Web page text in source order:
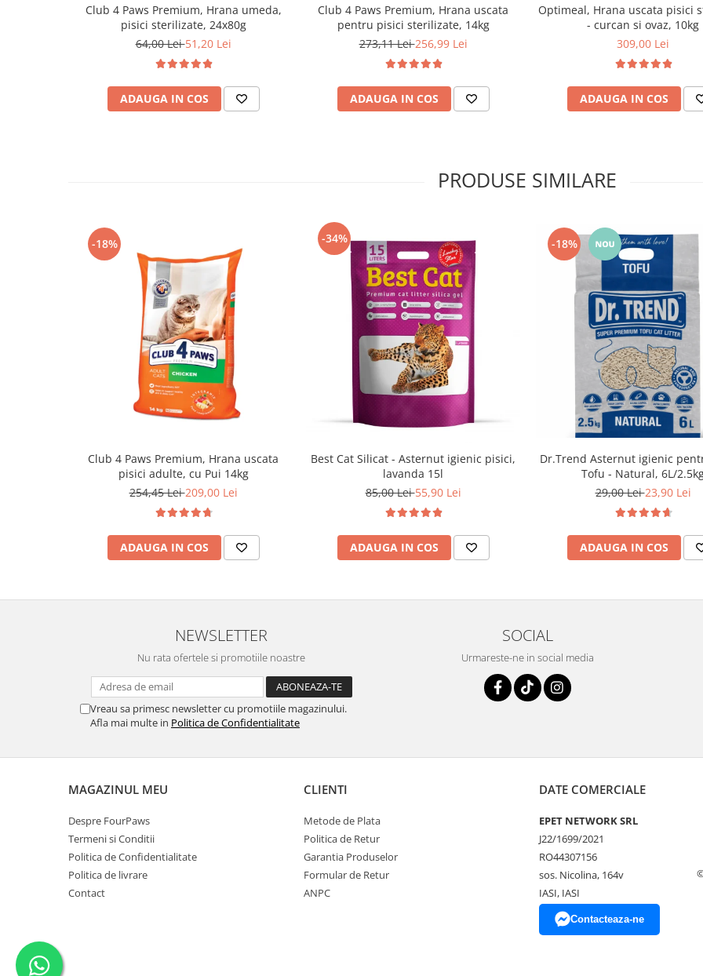
Club 4 Paws Premium, Hrana umeda,
pisici sterilizate, 24x80g
64,00 Lei51,20 Lei
ADAUGA IN COS
Club 4 Paws Premium, Hrana uscata
pentru pisici sterilizate, 14kg
273,11 Lei256,99 Lei
ADAUGA IN COS
Optimeal, Hrana uscata pisici
- curcan si ovaz, 10kg
309,00 Lei
ADAUGA IN COS
PRODUSE SIMILARE
-18%
Club 4 Paws Premium, Hrana uscata
pisici adulte, cu Pui 14kg
254,45 Lei209,00 Lei
ADAUGA IN COS
-34%
Best Cat Silicat - Asternut igienic pisici,
lavanda 15l
85,00 Lei55,90 Lei
ADAUGA IN COS
-18%
Dr.Trend Asternut igienic
Tofu - Natural, 6L/
29,00 Lei23,90 Lei
ADAUGA IN COS
NEWSLETTER
Nu rata ofertele si promotiile noastre
Vreau sa primesc newsletter cu promotiile magazinului.
Afla mai multe in Politica de Confidentialitate
SOCIAL
Urmareste-ne in social media
MAGAZINUL MEU
Despre FourPaws
Termeni si Conditii
Politica de Confidentialitate
Politica de livrare
Contact
CLIENTI
Metode de Plata
Politica de Retur
Garantia Produselor
Formular de Retur
ANPC
DATE COMERCIALE
EPET NETWORK SRL
J22/1699/2021
RO44307156
sos. Nicolina, 164v
IASI, IASI
Contacteaza-ne